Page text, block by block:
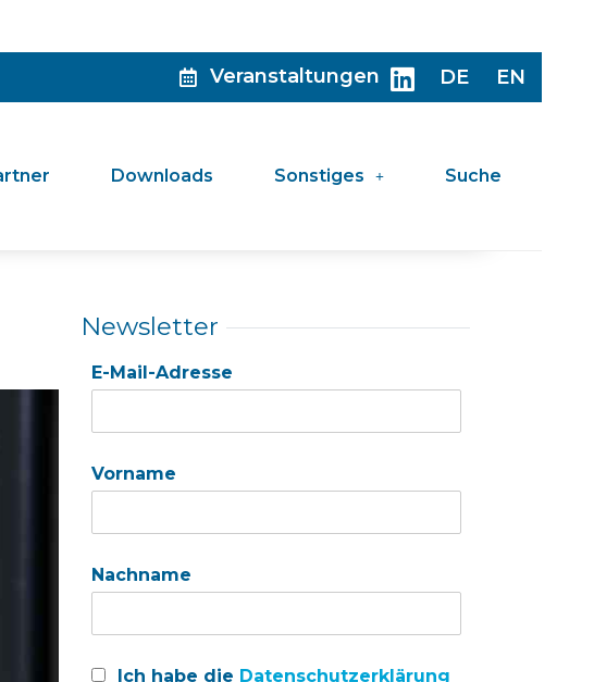
Veranstaltungen DE EN
Downloads Sonstiges Suche
Newsletter
E-Mail-Adresse
Vorname
Nachname
Ich habe die Datenschutzerklärung